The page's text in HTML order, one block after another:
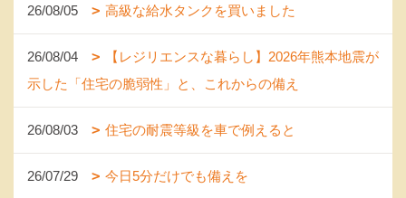
26/08/05 高級な給水タンクを買いました
26/08/04
【レジリエンスな暮らし】2026年熊本地震が
示した「住宅の脆弱性」と、これからの備え
26/08/03 住宅の耐震等級を車で例えると
26/07/29 今日5分だけでも備えを